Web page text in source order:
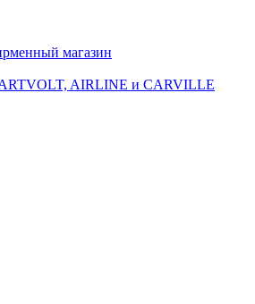
магазин
AIRLINE и CARVILLE